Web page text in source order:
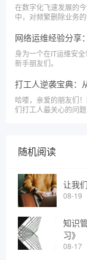
在数字化飞速发展的
中，对频繁删除业务
网络运维经验分享
身为一个在IT运维安
新手朋友们。
打工人逆袭宝典：
哈喽，亲爱的朋友们
们打工人最关心的问题
随机阅读
让我
08-19
知识
习》
08-17